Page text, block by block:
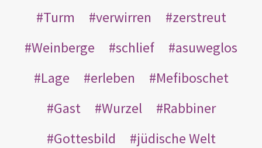
Turm
verwirren
zerstreut
Weinberge
schlief
asuweglos
Lage
erleben
Mefiboschet
Gast
Wurzel
Rabbiner
Gottesbild
jüdische Welt